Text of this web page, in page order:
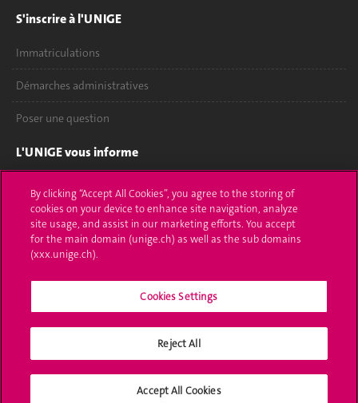
S'inscrire à l'UNIGE
Immatriculations
Démarches administratives
Poser une question
L'UNIGE vous informe
UNIGE Mobile
Médias
Offres d'emploi
Bibliothèque
Calendrier académique
By clicking “Accept All Cookies”, you agree to the storing of
cookies on your device to enhance site navigation, analyze
site usage, and assist in our marketing efforts. You accept
for the main domain (unige.ch) as well as the sub domains
(xxx.unige.ch).
Cookies Settings
Reject All
Accept All Cookies